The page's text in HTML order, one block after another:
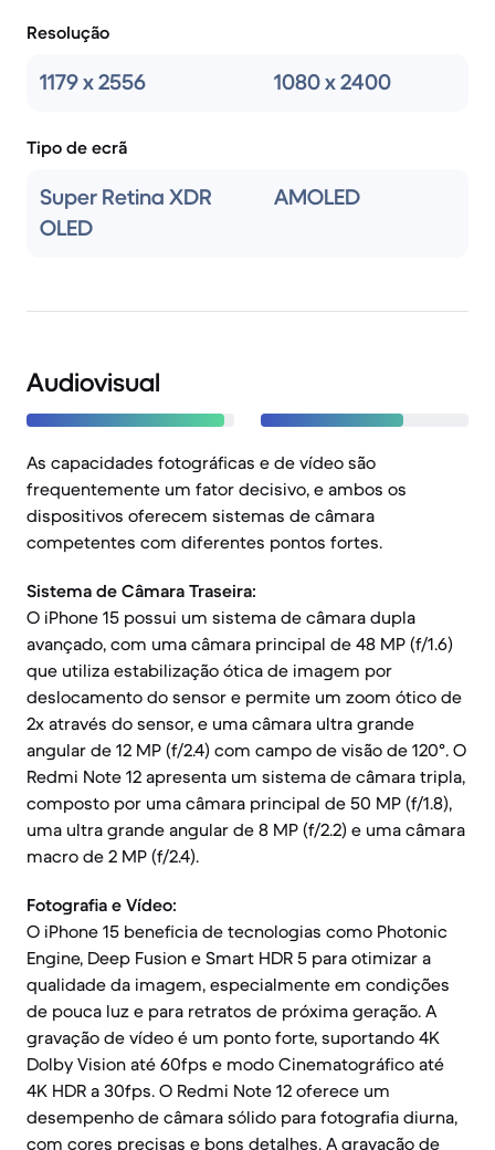
Resolução
1179 x 2556 1080 x 2400
Tipo de ecrã
Super Retina XDR
OLED
AMOLED
Audiovisual
As capacidades fotográficas e de vídeo são
frequentemente um fator decisivo, e ambos os
dispositivos oferecem sistemas de câmara
competentes com diferentes pontos fortes.
Sistema de Câmara Traseira:
O iPhone 15 possui um sistema de câmara dupla
avançado, com uma câmara principal de 48 MP (f/1.6)
que utiliza estabilização ótica de imagem por
deslocamento do sensor e permite um zoom ótico de
2x através do sensor, e uma câmara ultra grande
angular de 12 MP (f/2.4) com campo de visão de 120°. O
Redmi Note 12 apresenta um sistema de câmara tripla,
composto por uma câmara principal de 50 MP (f/1.8),
uma ultra grande angular de 8 MP (f/2.2) e uma câmara
macro de 2 MP (f/2.4).
Fotografia e Vídeo:
O iPhone 15 beneficia de tecnologias como Photonic
Engine, Deep Fusion e Smart HDR 5 para otimizar a
qualidade da imagem, especialmente em condições
de pouca luz e para retratos de próxima geração. A
gravação de vídeo é um ponto forte, suportando 4K
Dolby Vision até 60fps e modo Cinematográfico até
4K HDR a 30fps. O Redmi Note 12 oferece um
desempenho de câmara sólido para fotografia diurna,
com cores precisas e bons detalhes. A gravação de